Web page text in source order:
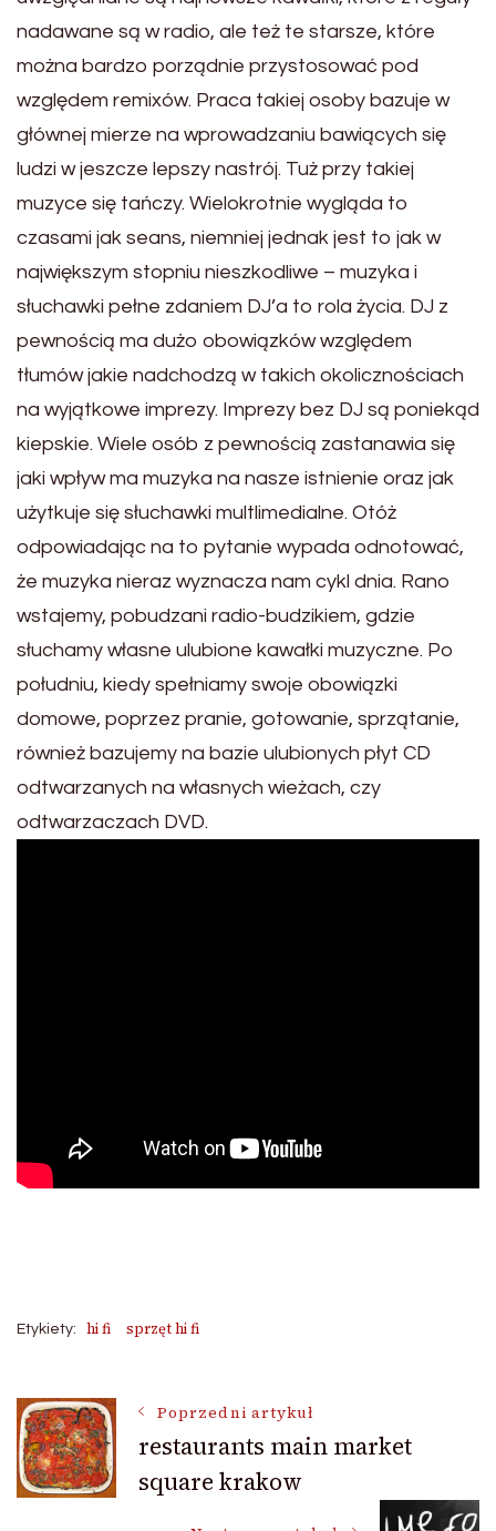
nadawane są w radio, ale też te starsze, które
można bardzo porządnie przystosować pod
względem remixów. Praca takiej osoby bazuje w
głównej mierze na wprowadzaniu bawiących się
ludzi w jeszcze lepszy nastrój. Tuż przy takiej
muzyce się tańczy. Wielokrotnie wygląda to
czasami jak seans, niemniej jednak jest to jak w
największym stopniu nieszkodliwe – muzyka i
słuchawki pełne zdaniem DJ’a to rola życia. DJ z
pewnością ma dużo obowiązków względem
tłumów jakie nadchodzą w takich okolicznościach
na wyjątkowe imprezy. Imprezy bez DJ są poniekąd
kiepskie. Wiele osób z pewnością zastanawia się
jaki wpływ ma muzyka na nasze istnienie oraz jak
użytkuje się słuchawki multlimedialne. Otóż
odpowiadając na to pytanie wypada odnotować,
że muzyka nieraz wyznacza nam cykl dnia. Rano
wstajemy, pobudzani radio-budzikiem, gdzie
słuchamy własne ulubione kawałki muzyczne. Po
południu, kiedy spełniamy swoje obowiązki
domowe, poprzez pranie, gotowanie, sprzątanie,
również bazujemy na bazie ulubionych płyt CD
odtwarzanych na własnych wieżach, czy
odtwarzaczach DVD.
Etykiety: hi fi sprzęt hi fi
Nawigacja
wpisu
Poprzedni artykuł
restaurants main market
square krakow